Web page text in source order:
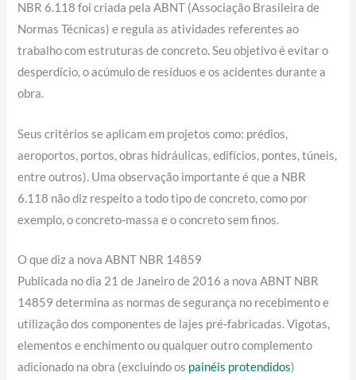
NBR 6.118 foi criada pela ABNT (Associação Brasileira de
Normas Técnicas) e regula as atividades referentes ao
trabalho com estruturas de concreto. Seu objetivo é evitar o
desperdício, o acúmulo de resíduos e os acidentes durante a
obra.
Seus critérios se aplicam em projetos como: prédios,
aeroportos, portos, obras hidráulicas, edifícios, pontes, túneis,
entre outros). Uma observação importante é que a NBR
6.118 não diz respeito a todo tipo de concreto, como por
exemplo, o concreto-massa e o concreto sem finos.
O que diz a nova ABNT NBR 14859
Publicada no dia 21 de Janeiro de 2016 a nova ABNT NBR
14859 determina as normas de segurança no recebimento e
utilização dos componentes de lajes pré-fabricadas. Vigotas,
elementos e enchimento ou qualquer outro complemento
adicionado na obra (excluindo os painéis protendidos)